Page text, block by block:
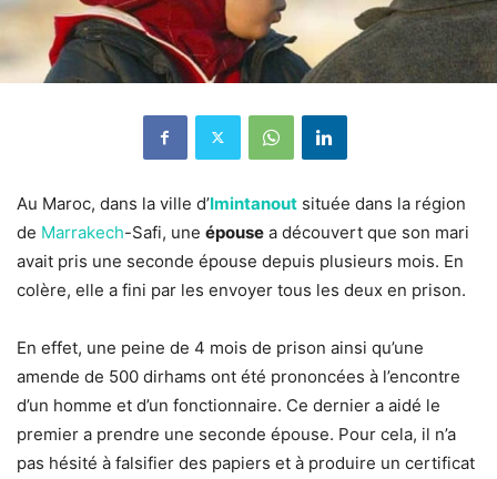
Au Maroc, dans la ville d’Imintanout située dans la région
de Marrakech-Safi, une épouse a découvert que son mari
avait pris une seconde épouse depuis plusieurs mois. En
colère, elle a fini par les envoyer tous les deux en prison.
En effet, une peine de 4 mois de prison ainsi qu’une
amende de 500 dirhams ont été prononcées à l’encontre
d’un homme et d’un fonctionnaire. Ce dernier a aidé le
premier a prendre une seconde épouse. Pour cela, il n’a
pas hésité à falsifier des papiers et à produire un certificat